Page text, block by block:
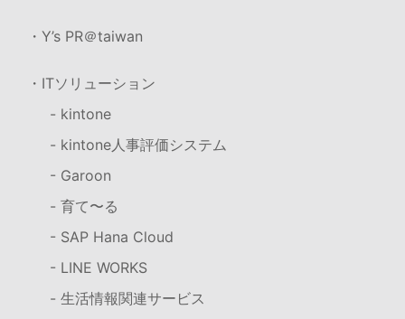
・Y’s PR＠taiwan
・ITソリューション
- kintone
- kintone人事評価システム
- Garoon
- 育て〜る
- SAP Hana Cloud
- LINE WORKS
- 生活情報関連サービス